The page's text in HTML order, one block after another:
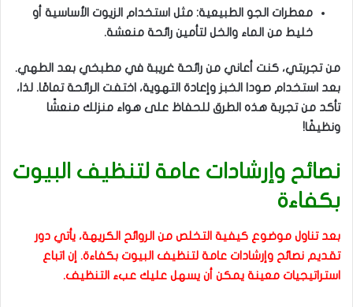
معطرات الجو الطبيعية: مثل استخدام الزيوت الأساسية أو
خليط من الماء والخل لتأمين رائحة منعشة.
من تجربتي، كنت أعاني من رائحة غريبة في مطبخي بعد الطهي.
بعد استخدام صودا الخبز وإعادة التهوية، اختفت الرائحة تمامًا. لذا،
تأكد من تجربة هذه الطرق للحفاظ على هواء منزلك منعشًا
ونظيفًا!
نصائح وإرشادات عامة لتنظيف البيوت
بكفاءة
بعد تناول موضوع كيفية التخلص من الروائح الكريهة، يأتي دور
تقديم نصائح وإرشادات عامة لتنظيف البيوت بكفاءة. إن اتباع
استراتيجيات معينة يمكن أن يسهل عليك عبء التنظيف.